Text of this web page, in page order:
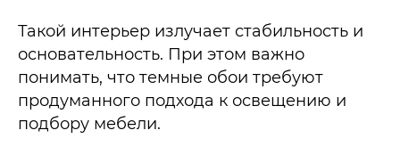
Такой интерьер излучает стабильность и
основательность. При этом важно
понимать, что темные обои требуют
продуманного подхода к освещению и
подбору мебели.​